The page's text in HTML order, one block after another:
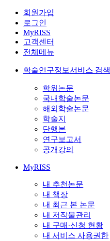
회원가입
로그인
MyRISS
고객센터
전체메뉴
학술연구정보서비스 검색
학위논문
국내학술논문
해외학술논문
학술지
단행본
연구보고서
공개강의
MyRISS
내 추천논문
내 책장
내 최근 본 논문
내 저작물관리
내 구매·신청 현황
내 서비스 사용권한